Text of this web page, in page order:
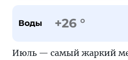
Воды +26 °
Июль — самый жаркий